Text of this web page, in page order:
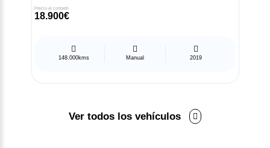
Precio al contado
18.900€
148.000kms Manual 2019
Ver todos los vehículos
Contacto
956 631 050
Síguenos en: